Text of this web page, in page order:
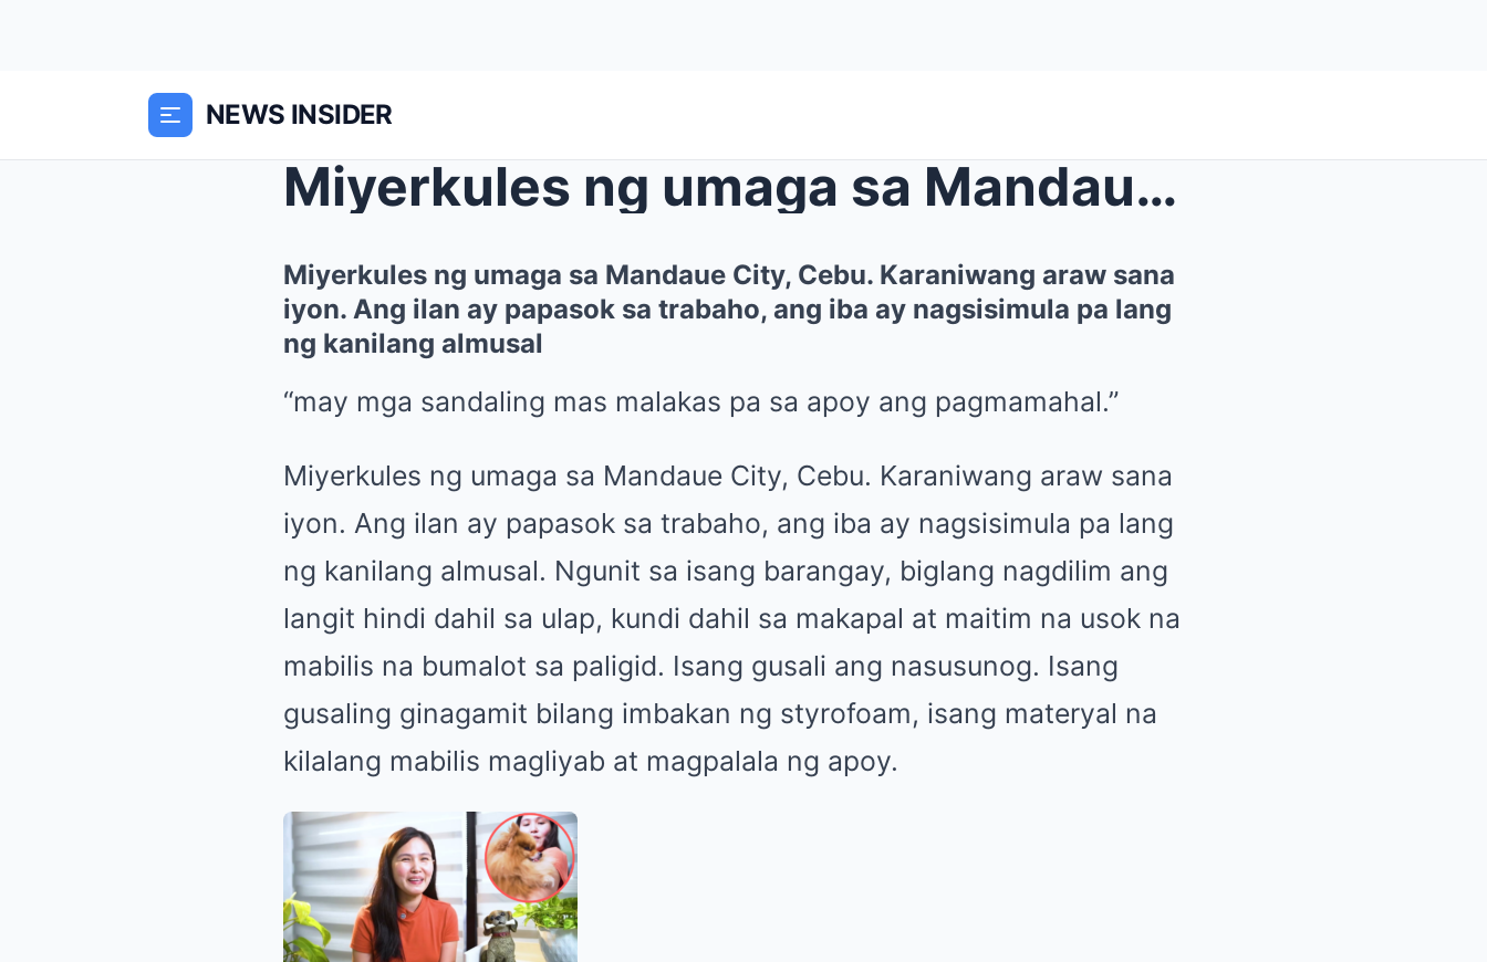
NEWS INSIDER
Miyerkules ng umaga sa Mandaue City, Cebu. Karaniw...
Miyerkules ng umaga sa Mandaue City, Cebu. Karaniwang araw sana
iyon. Ang ilan ay papasok sa trabaho, ang iba ay nagsisimula pa lang
ng kanilang almusal
“may mga sandaling mas malakas pa sa apoy ang pagmamahal.”
Miyerkules ng umaga sa Mandaue City, Cebu. Karaniwang araw sana
iyon. Ang ilan ay papasok sa trabaho, ang iba ay nagsisimula pa lang
ng kanilang almusal. Ngunit sa isang barangay, biglang nagdilim ang
langit hindi dahil sa ulap, kundi dahil sa makapal at maitim na usok na
mabilis na bumalot sa paligid. Isang gusali ang nasusunog. Isang
gusaling ginagamit bilang imbakan ng styrofoam, isang materyal na
kilalang mabilis magliyab at magpalala ng apoy.